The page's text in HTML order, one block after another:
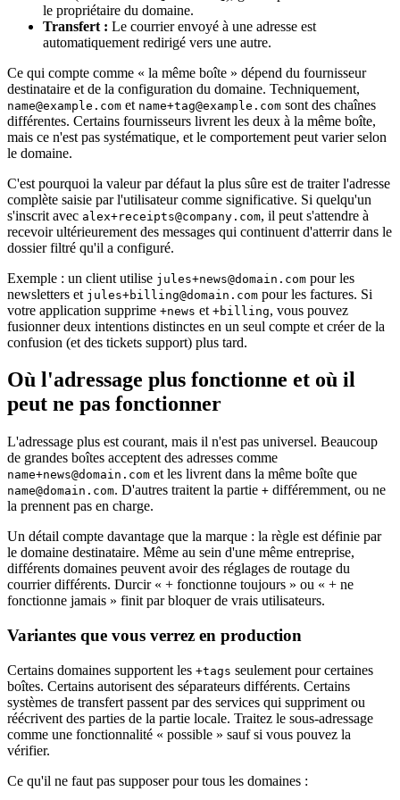
le propriétaire du domaine.
Transfert : Le courrier envoyé à une adresse est
automatiquement redirigé vers une autre.
Ce qui compte comme « la même boîte » dépend du fournisseur
destinataire et de la configuration du domaine. Techniquement,
name@example.com et name+tag@example.com sont des chaînes
différentes. Certains fournisseurs livrent les deux à la même boîte,
mais ce n'est pas systématique, et le comportement peut varier selon
le domaine.
C'est pourquoi la valeur par défaut la plus sûre est de traiter l'adresse
complète saisie par l'utilisateur comme significative. Si quelqu'un
s'inscrit avec alex+receipts@company.com, il peut s'attendre à
recevoir ultérieurement des messages qui continuent d'atterrir dans le
dossier filtré qu'il a configuré.
Exemple : un client utilise jules+news@domain.com pour les
newsletters et jules+billing@domain.com pour les factures. Si
votre application supprime +news et +billing, vous pouvez
fusionner deux intentions distinctes en un seul compte et créer de la
confusion (et des tickets support) plus tard.
Où l'adressage plus fonctionne et où il
peut ne pas fonctionner
L'adressage plus est courant, mais il n'est pas universel. Beaucoup
de grandes boîtes acceptent des adresses comme
name+news@domain.com et les livrent dans la même boîte que
name@domain.com. D'autres traitent la partie + différemment, ou ne
la prennent pas en charge.
Un détail compte davantage que la marque : la règle est définie par
le domaine destinataire. Même au sein d'une même entreprise,
différents domaines peuvent avoir des réglages de routage du
courrier différents. Durcir « + fonctionne toujours » ou « + ne
fonctionne jamais » finit par bloquer de vrais utilisateurs.
Variantes que vous verrez en production
Certains domaines supportent les +tags seulement pour certaines
boîtes. Certains autorisent des séparateurs différents. Certains
systèmes de transfert passent par des services qui suppriment ou
réécrivent des parties de la partie locale. Traitez le sous-adressage
comme une fonctionnalité « possible » sauf si vous pouvez la
vérifier.
Ce qu'il ne faut pas supposer pour tous les domaines :